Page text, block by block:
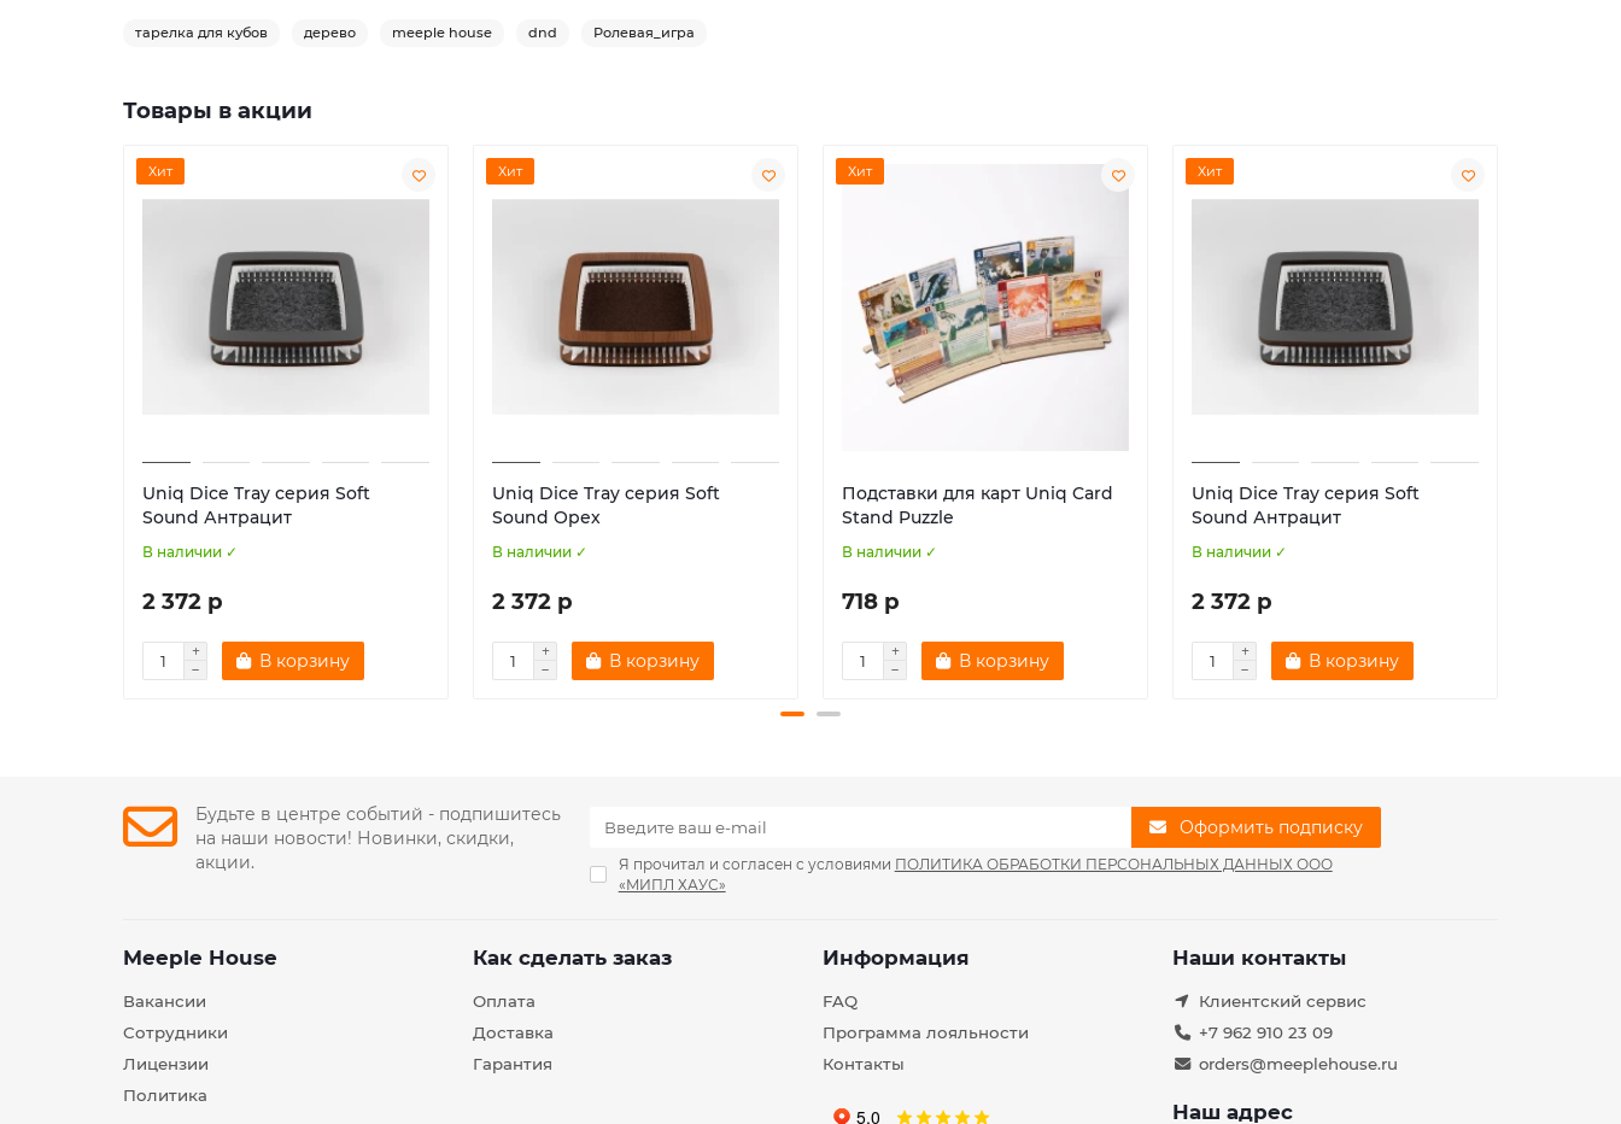
тарелка для кубов дерево meeple house dnd Ролевая_игра
Товары в акции
Хит
Uniq Dice Tray серия Soft
Sound Антрацит
В наличии ✓
2 372 р
В корзину
Хит
Uniq Dice Tray серия Soft
Sound Орех
В наличии ✓
2 372 р
В корзину
Хит
Подставки для карт Uniq Card
Stand Puzzle
В наличии ✓
718 р
В корзину
Хит
Uniq Dice Tray серия Soft
Sound Антрацит
В наличии ✓
2 372 р
В корзину
Будьте в центре событий - подпишитесь
на наши новости! Новинки, скидки,
акции.
Оформить подписку
Я прочитал и согласен с условиями ПОЛИТИКА ОБРАБОТКИ ПЕРСОНАЛЬНЫХ ДАННЫХ ООО
«МИПЛ ХАУС»
Meeple House
Вакансии
Сотрудники
Лицензии
Политика
Как сделать заказ
Оплата
Доставка
Гарантия
Информация
FAQ
Программа лояльности
Контакты
Наши контакты
Клиентский сервис
+7 962 910 23 09
orders@meeplehouse.ru
Наш адрес